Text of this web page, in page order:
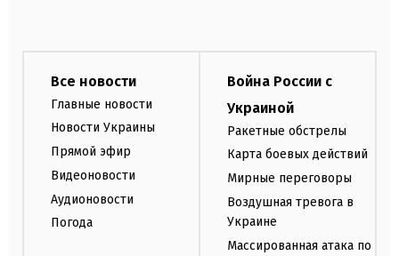
Все новости
Главные новости
Новости Украины
Прямой эфир
Видеоновости
Аудионовости
Погода
Война России с
Украиной
Ракетные обстрелы
Карта боевых действий
Мирные переговоры
Воздушная тревога в
Украине
Массированная атака по